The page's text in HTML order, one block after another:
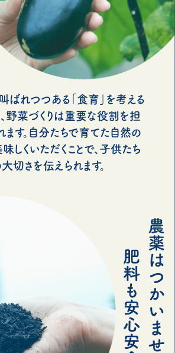
ばれつつある「食育」を考える
、野菜づくりは重要な役割を担
ます。自分たちで育てた自然の
しくいただくことで、子供たち
切さを伝えられます。